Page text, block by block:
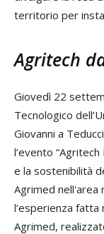
territorio per
Agritech
Giovedì 22
Tecnologico
Giovanni a
l’evento
e la sostenibilità
Agrimed nell'area
l’esperienza
Agrimed,